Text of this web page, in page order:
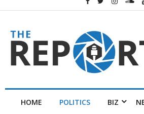
HOME POLITICS BIZ